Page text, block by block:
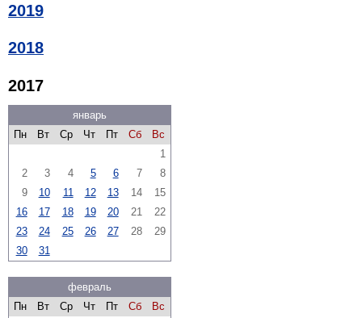
2019
2018
2017
январь
Пн
Вт Ср Чт Пт Сб
Вс
1
2
3 4 5 6 7
8
9
10 11 12 13 14
15
16
17 18 19 20 21
22
23
24 25 26 27 28
29
30
31
февраль
Пн
Вт Ср Чт Пт Сб
Вс